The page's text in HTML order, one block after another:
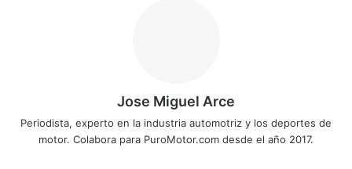
Jose Miguel Arce
Periodista, experto en la industria automotriz y los deportes de
motor. Colabora para PuroMotor.com desde el año 2017.